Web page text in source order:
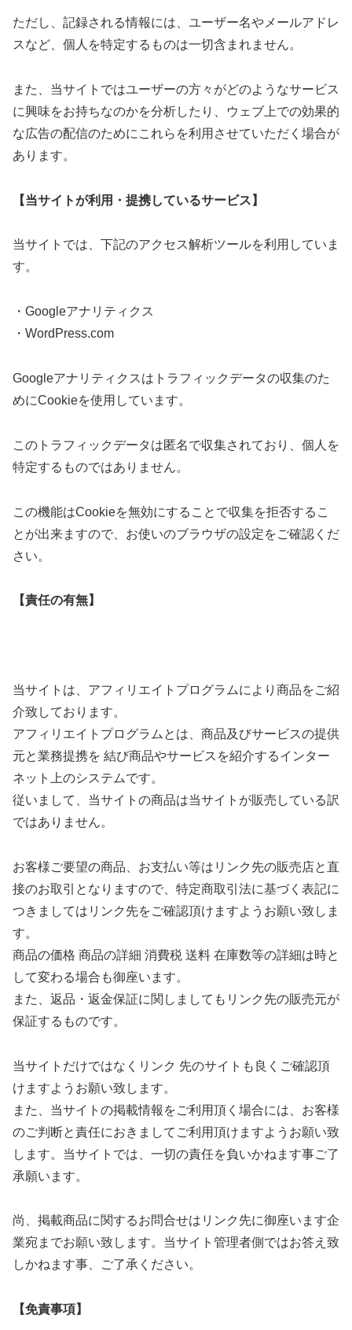
ただし、記録される情報には、ユーザー名やメールアドレ
スなど、個人を特定するものは一切含まれません。
また、当サイトではユーザーの方々がどのようなサービス
に興味をお持ちなのかを分析したり、ウェブ上での効果的
な広告の配信のためにこれらを利用させていただく場合が
あります。
【当サイトが利用・提携しているサービス】
当サイトでは、下記のアクセス解析ツールを利用していま
す。
・Googleアナリティクス
・WordPress.com
Googleアナリティクスはトラフィックデータの収集のた
めにCookieを使用しています。
このトラフィックデータは匿名で収集されており、個人を
特定するものではありません。
この機能はCookieを無効にすることで収集を拒否するこ
とが出来ますので、お使いのブラウザの設定をご確認くだ
さい。
【責任の有無】
当サイトは、アフィリエイトプログラムにより商品をご紹
介致しております。
アフィリエイトプログラムとは、商品及びサービスの提供
元と業務提携を 結び商品やサービスを紹介するインター
ネット上のシステムです。
従いまして、当サイトの商品は当サイトが販売している訳
ではありません。
お客様ご要望の商品、お支払い等はリンク先の販売店と直
接のお取引となりますので、特定商取引法に基づく表記に
つきましてはリンク先をご確認頂けますようお願い致しま
す。
商品の価格 商品の詳細 消費税 送料 在庫数等の詳細は時と
して変わる場合も御座います。
また、返品・返金保証に関しましてもリンク先の販売元が
保証するものです。
当サイトだけではなくリンク 先のサイトも良くご確認頂
けますようお願い致します。
また、当サイトの掲載情報をご利用頂く場合には、お客様
のご判断と責任におきましてご利用頂けますようお願い致
します。当サイトでは、一切の責任を負いかねます事ご了
承願います。
尚、掲載商品に関するお問合せはリンク先に御座います企
業宛までお願い致します。当サイト管理者側ではお答え致
しかねます事、ご了承ください。
【免責事項】